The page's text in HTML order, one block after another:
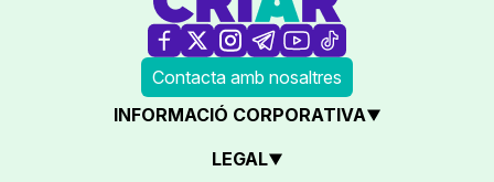
Contacta amb nosaltres
INFORMACIÓ CORPORATIVA
LEGAL